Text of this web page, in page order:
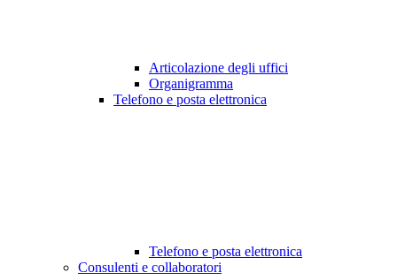
Articolazione degli uffici
Organigramma
Telefono e posta elettronica
Telefono e posta elettronica
Consulenti e collaboratori